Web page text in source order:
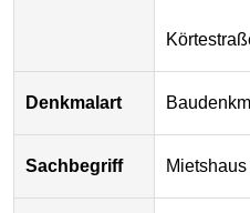
Denkmalart
Sachbegriff